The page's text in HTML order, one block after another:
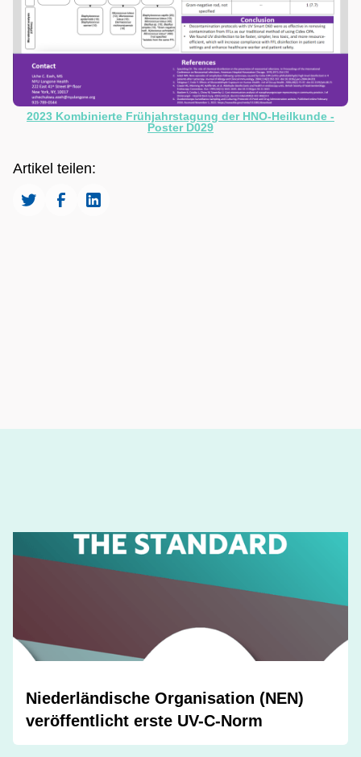
2023 Kombinierte Frühjahrstagung der HNO-Heilkunde -
Poster D029
Artikel teilen:
Niederländische Organisation (NEN)
veröffentlicht erste UV-C-Norm